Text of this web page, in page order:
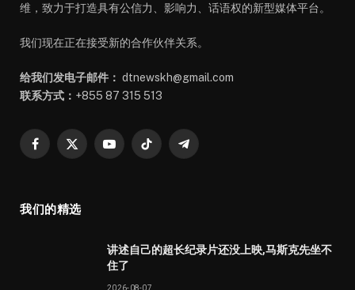
维，致力于打造具有公信力、影响力、话语权的新型媒体平台。
我们现在正在接受新的合作伙伴关系。
给我们发电子邮件： dtnewskh@gmail.com
联系方式： +855 87 315 513
Facebook
X
YouTubeTikTok Telegram
我们的精选
讲述自己的超长纪录片还没上映,马斯克先坐不
住了
2026-08-07